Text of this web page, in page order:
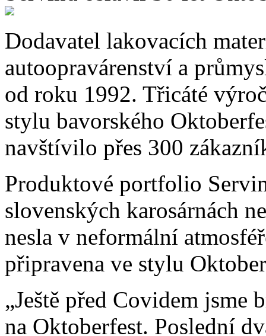
Dodavatel lakovacích
autoopravárenství a
od roku 1992. Třicáté
stylu bavorského
navštívilo přes 300
Produktové portfolio
slovenských karosárnách
nesla v neformální
připravena ve stylu
„Ještě před Covidem jsme
na Oktoberfest. Poslední